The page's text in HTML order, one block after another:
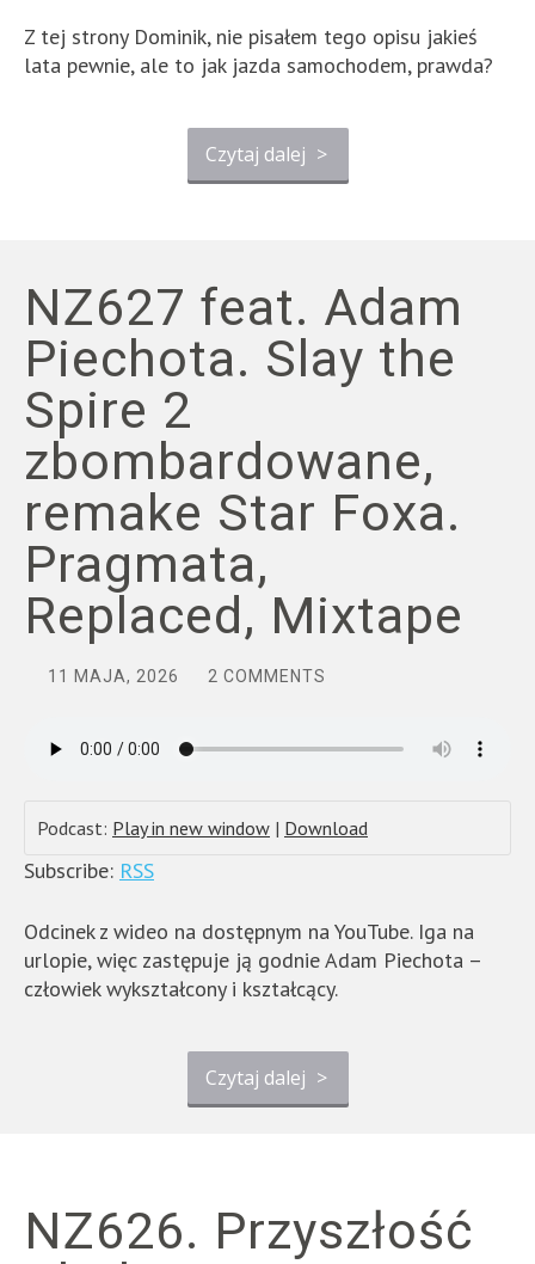
Z tej strony Dominik, nie pisałem tego opisu jakieś
lata pewnie, ale to jak jazda samochodem, prawda?
Czytaj dalej >
NZ627 feat. Adam
Piechota. Slay the
Spire 2
zbombardowane,
remake Star Foxa.
Pragmata,
Replaced, Mixtape
11 MAJA, 2026 2 COMMENTS
Podcast: Play in new window | Download
Subscribe: RSS
Odcinek z wideo na dostępnym na YouTube. Iga na
urlopie, więc zastępuje ją godnie Adam Piechota –
człowiek wykształcony i kształcący.
Czytaj dalej >
NZ626. Przyszłość